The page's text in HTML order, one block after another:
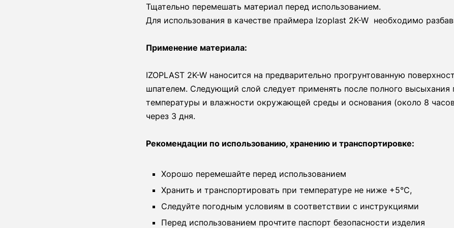
Тщательно перемешать материал перед использованием.
Для использования в качестве праймера Izoplast 2K-W необходимо
Применение материала:
IZOPLAST 2K-W наносится на предварительно прогрунтованную
шпателем. Следующий слой следует применять после полного
температуры и влажности окружающей среды и основания (около 8
через 3 дня.
Рекомендации по использованию, хранению и транспортировке:
Хорошо перемешайте перед использованием
Хранить и транспортировать при температуре не ниже +5°C,
Следуйте погодным условиям в соответствии с инструкциями
Перед использованием прочтите паспорт безопасности изделия